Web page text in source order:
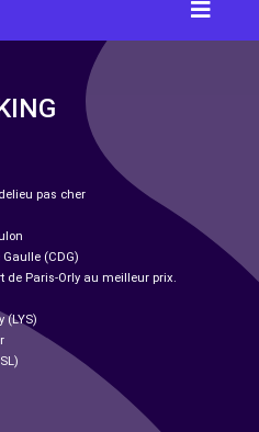
pas cher
(CDG)
de Paris-Orly au meilleur prix.
(LYS)